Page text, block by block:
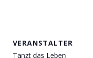
VERANSTALTER
Tanzt das Leben